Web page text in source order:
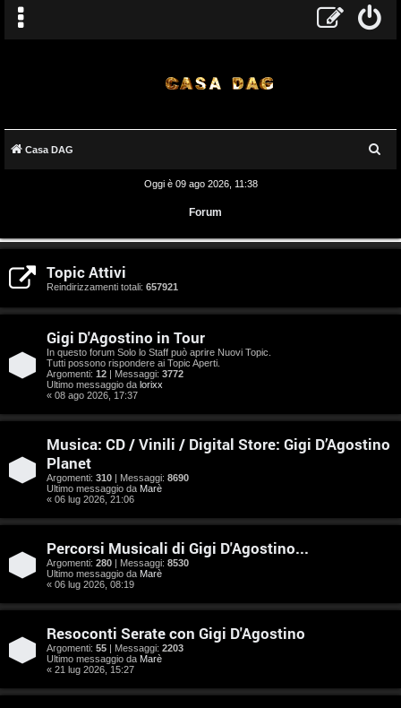
A
r
g
o
m
e
t
s
e
a
r
Casa DAG
Oggi è 09 ago 2026, 11:38
Forum
Topic Attivi
Reindirizzamenti totali: 657921
Gigi D'Agostino in Tour
In questo forum Solo lo Staff può aprire Nuovi Topic.
Tutti possono rispondere ai Topic Aperti.
Argomenti: 12 | Messaggi: 3772
Ultimo messaggio da lorixx
« 08 ago 2026, 17:37
Musica: CD / Vinili / Digital Store: Gigi D’Agostino
Planet
Argomenti: 310 | Messaggi: 8690
Ultimo messaggio da Marè
« 06 lug 2026, 21:06
Percorsi Musicali di Gigi D'Agostino...
Argomenti: 280 | Messaggi: 8530
Ultimo messaggio da Marè
« 06 lug 2026, 08:19
Resoconti Serate con Gigi D'Agostino
Argomenti: 55 | Messaggi: 2203
Ultimo messaggio da Marè
« 21 lug 2026, 15:27